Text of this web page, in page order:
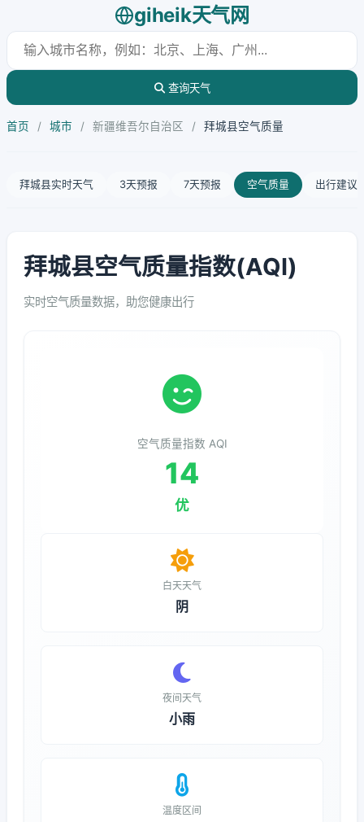
giheik天气网
查询天气
首页 / 城市 / 新疆维吾尔自治区 / 拜城县空气质量
拜城县实时天气 3天预报 7天预报 空气质量 出行建议
拜城县空气质量指数(AQI)
实时空气质量数据，助您健康出行
空气质量指数 AQI
14
优
白天天气
阴
夜间天气
小雨
温度区间